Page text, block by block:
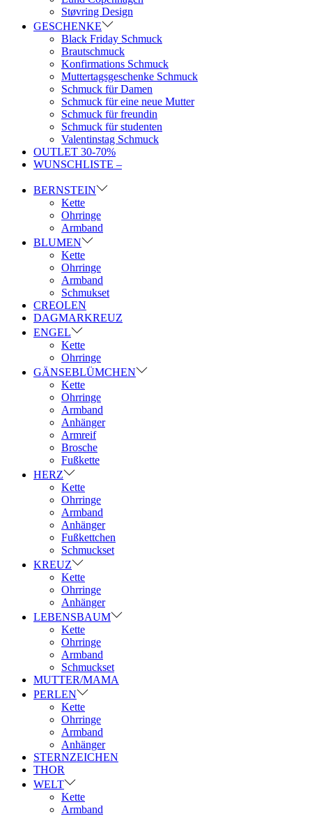
Støvring Design
GESCHENKE
Black Friday Schmuck
Brautschmuck
Konfirmations Schmuck
Muttertagsgeschenke Schmuck
Schmuck für Damen
Schmuck für eine neue Mutter
Schmuck für freundin
Schmuck für studenten
Valentinstag Schmuck
OUTLET 30-70%
WUNSCHLISTE –
BERNSTEIN
Kette
Ohrringe
Armband
BLUMEN
Kette
Ohrringe
Armband
Schmukset
CREOLEN
DAGMARKREUZ
ENGEL
Kette
Ohrringe
GÄNSEBLÜMCHEN
Kette
Ohrringe
Armband
Anhänger
Armreif
Brosche
Fußkette
HERZ
Kette
Ohrringe
Armband
Anhänger
Fußkettchen
Schmuckset
KREUZ
Kette
Ohrringe
Anhänger
LEBENSBAUM
Kette
Ohrringe
Armband
Schmuckset
MUTTER/MAMA
PERLEN
Kette
Ohrringe
Armband
Anhänger
STERNZEICHEN
THOR
WELT
Kette
Armband